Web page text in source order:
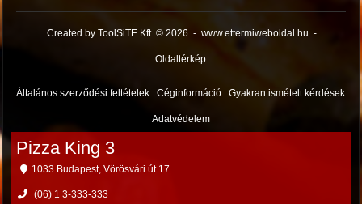
Created by ToolSiTE Kft. © 2026 - www.ettermiweboldal.hu -
Oldaltérkép
Általános szerződési feltételek Céginformáció Gyakran ismételt kérdések
Adatvédelem
Pizza King 3
1033 Budapest, Vörösvári út 17
(06) 1 3-333-333